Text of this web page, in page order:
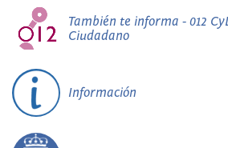
También te informa - 012
Ciudadano
Información